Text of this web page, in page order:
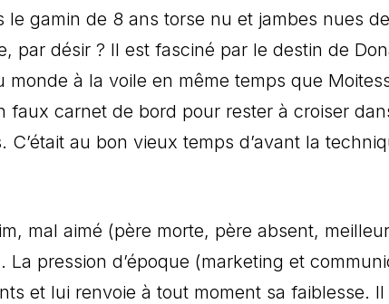
le gamin de 8 ans torse nu et jambes nues
par désir ? Il est fasciné par le destin de
à la voile en même temps que
carnet de bord pour rester à croiser
au bon vieux temps d’avant la
mal aimé (père morte, père absent,
pression d’époque (marketing et
et lui renvoie à tout moment sa faiblesse.